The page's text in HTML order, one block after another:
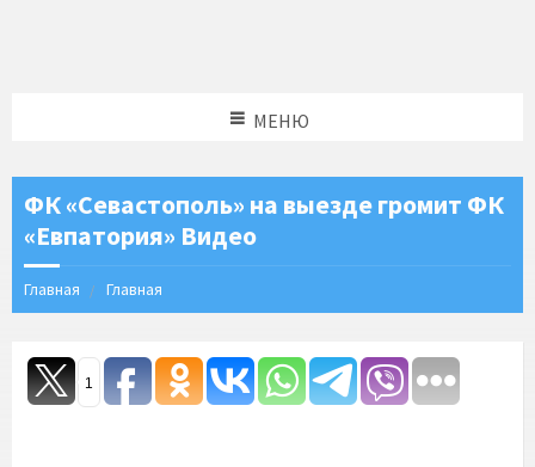
МЕНЮ
ФК «Севастополь» на выезде громит ФК
«Евпатория» Видео
Главная Главная
1